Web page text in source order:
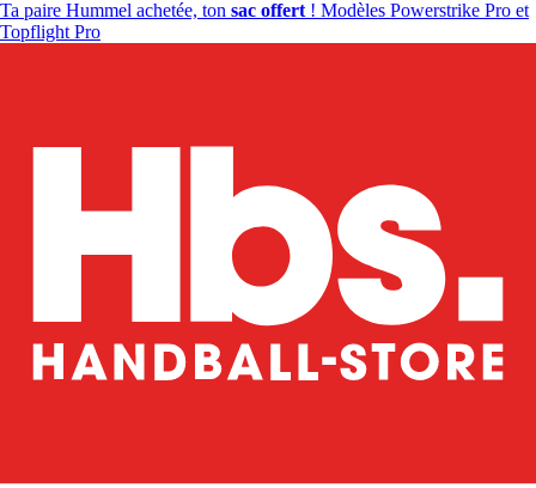
Ta paire Hummel achetée, ton sac offert ! Modèles Powerstrike Pro et
Topflight Pro